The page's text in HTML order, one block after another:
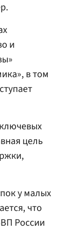
и
в том
цель
у малых
что
России